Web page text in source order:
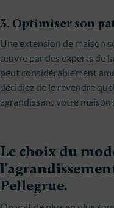
3. Optimiser son
Une extension de maison
œuvre par des experts de
peut considérablement
décidiez de le revendre
agrandissant votre maison
Le choix du
Pellegrue.